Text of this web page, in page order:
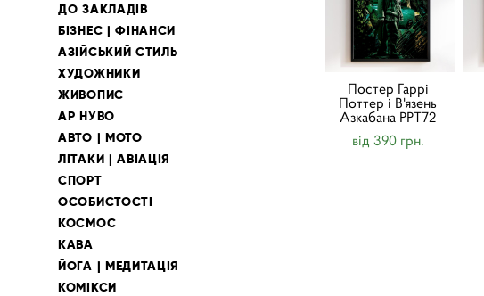
ДО ЗАКЛАДІВ
БІЗНЕС | ФІНАНСИ
АЗІЙСЬКИЙ СТИЛЬ
ХУДОЖНИКИ
ЖИВОПИС
АР НУВО
АВТО | МОТО
ЛІТАКИ | АВІАЦІЯ
СПОРТ
ОСОБИСТОСТІ
КОСМОС
КАВА
ЙОГА | МЕДИТАЦІЯ
КОМІКСИ
Постер Гаррі
Поттер і В'язень
Азкабана PPT72
від 390 грн.